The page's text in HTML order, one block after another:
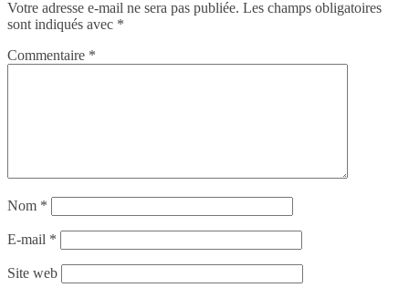
Votre adresse e-mail ne sera pas publiée. Les champs obligatoires
sont indiqués avec *
Commentaire *
Nom *
E-mail *
Site web